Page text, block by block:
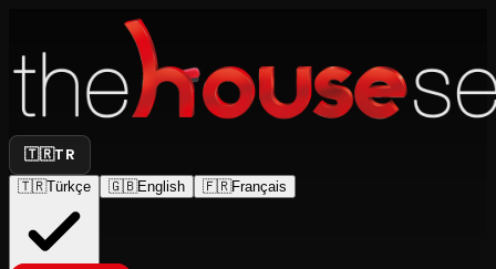
🇹🇷TR
🇹🇷Türkçe 🇬🇧English 🇫🇷Français